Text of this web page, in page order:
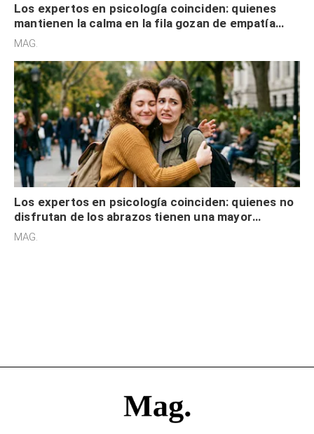
Los expertos en psicología coinciden: quienes
mantienen la calma en la fila gozan de empatía
cognitiva, gratitud y no solo tienen autocontrol
MAG.
Los expertos en psicología coinciden: quienes no
disfrutan de los abrazos tienen una mayor
sensibilidad a los estímulos físicos y no es por
MAG.